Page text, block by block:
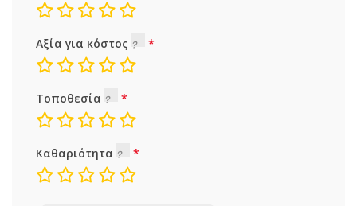
Αξία για κόστος
Τοποθεσία
Καθαριότητα